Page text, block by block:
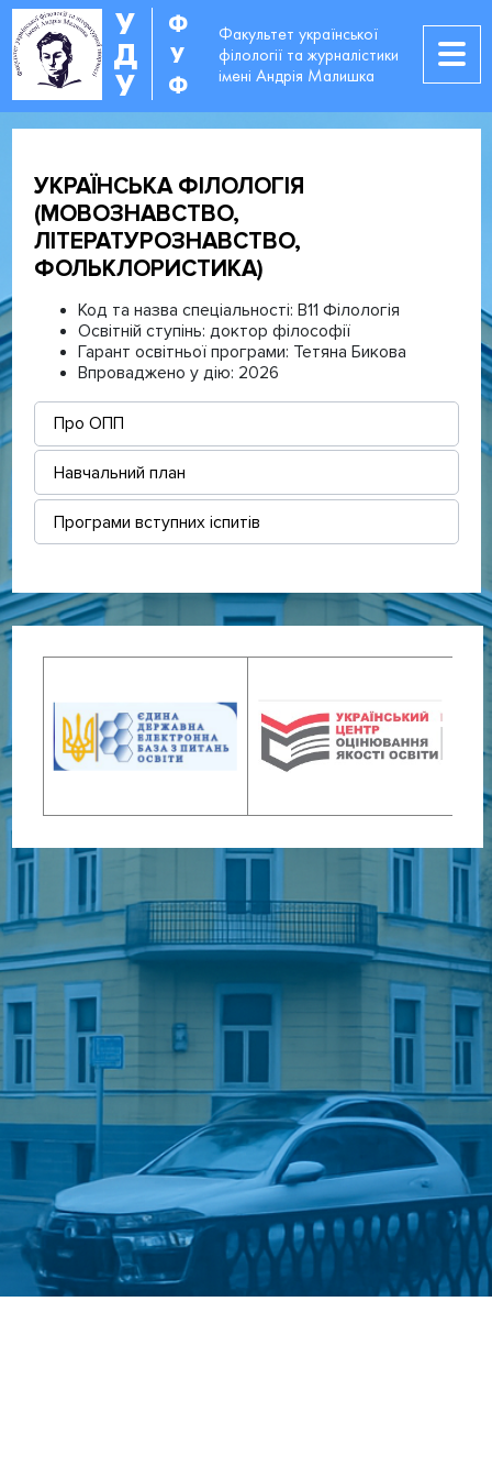
У
Д
У
Ф
У
Ф
Факультет української
філології та журналістики
імені Андрія Малишка
УКРАЇНСЬКА ФІЛОЛОГІЯ
(МОВОЗНАВСТВО,
ЛІТЕРАТУРОЗНАВСТВО,
ФОЛЬКЛОРИСТИКА)
Код та назва спеціальності: В11 Філологія
Освітній ступінь: доктор філософії
Гарант освітньої програми: Тетяна Бикова
Впроваджено у дію: 2026
Про ОПП
Навчальний план
Програми вступних іспитів